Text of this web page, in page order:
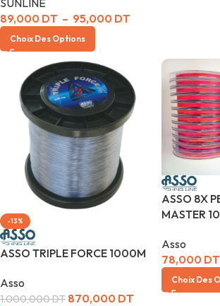
SUNLINE
89,000 DT – 95,000 DT
Choix Des Options
-13%
ASSO TRIPLE FORCE 1000M
Asso
1.000,000DT 870,000 DT
ASSO 8X
MASTER
Asso
78,000 DT
Choix Des